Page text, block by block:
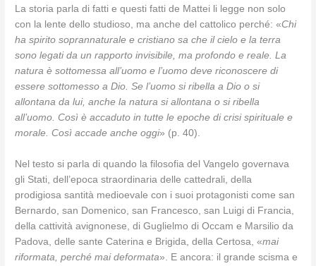
La storia parla di fatti e questi fatti de Mattei li legge non solo
con la lente dello studioso, ma anche del cattolico perché: «Chi
ha spirito soprannaturale e cristiano sa che il cielo e la terra
sono legati da un rapporto invisibile, ma profondo e reale. La
natura è sottomessa all’uomo e l’uomo deve riconoscere di
essere sottomesso a Dio. Se l’uomo si ribella a Dio o si
allontana da lui, anche la natura si allontana o si ribella
all’uomo. Così è accaduto in tutte le epoche di crisi spirituale e
morale. Così accade anche oggi» (p. 40).
Nel testo si parla di quando la filosofia del Vangelo governava
gli Stati, dell’epoca straordinaria delle cattedrali, della
prodigiosa santità medioevale con i suoi protagonisti come san
Bernardo, san Domenico, san Francesco, san Luigi di Francia,
della cattività avignonese, di Guglielmo di Occam e Marsilio da
Padova, delle sante Caterina e Brigida, della Certosa, «mai
riformata, perché mai deformata». E ancora: il grande scisma e